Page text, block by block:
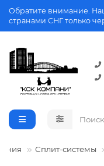
Обратите внимание.
странами СНГ только
Сплит-системы